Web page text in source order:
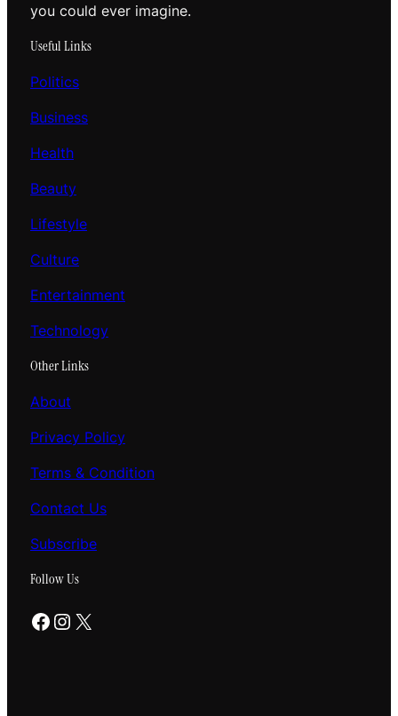
you could ever imagine.
Useful Links
Politics
Business
Health
Beauty
Lifestyle
Culture
Entertainment
Technology
Other Links
About
Privacy Policy
Terms & Condition
Contact Us
Subscribe
Follow Us
Facebook Instagram X